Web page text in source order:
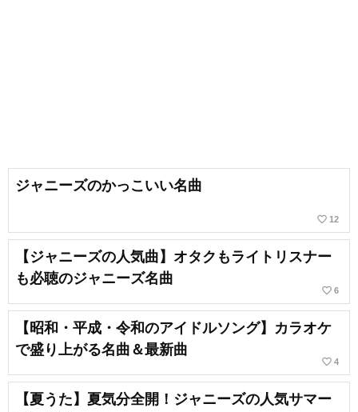
ジャニーズのかっこいい名曲
favorite_border 12
【ジャニーズの人気曲】オタクもライトリスナー
も必聴のジャニーズ名曲
favorite_border 6
【昭和・平成・令和のアイドルソング】カラオケ
で盛り上がる名曲＆最新曲
favorite_border 4
【夏うた】夏気分全開！ジャニーズの人気サマー